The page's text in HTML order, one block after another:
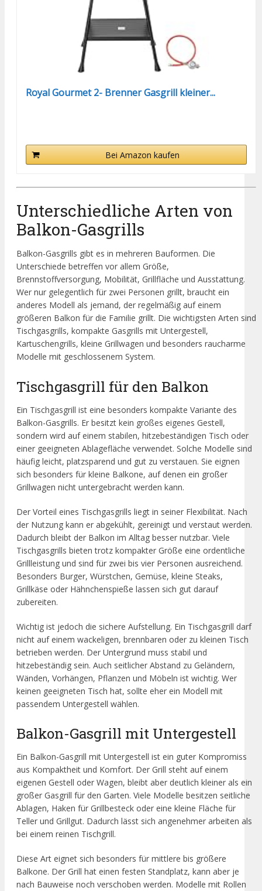
Royal Gourmet 2- Brenner Gasgrill kleiner...
Bei Amazon kaufen
Unterschiedliche Arten von
Balkon-Gasgrills
Balkon-Gasgrills gibt es in mehreren Bauformen. Die
Unterschiede betreffen vor allem Größe,
Brennstoffversorgung, Mobilität, Grillfläche und Ausstattung.
Wer nur gelegentlich für zwei Personen grillt, braucht ein
anderes Modell als jemand, der regelmäßig auf einem
größeren Balkon für die Familie grillt. Die wichtigsten Arten sind
Tischgasgrills, kompakte Gasgrills mit Untergestell,
Kartuschengrills, kleine Grillwagen und besonders raucharme
Modelle mit geschlossenem System.
Tischgasgrill für den Balkon
Ein Tischgasgrill ist eine besonders kompakte Variante des
Balkon-Gasgrills. Er besitzt kein großes eigenes Gestell,
sondern wird auf einem stabilen, hitzebeständigen Tisch oder
einer geeigneten Ablagefläche verwendet. Solche Modelle sind
häufig leicht, platzsparend und gut zu verstauen. Sie eignen
sich besonders für kleine Balkone, auf denen ein großer
Grillwagen nicht untergebracht werden kann.
Der Vorteil eines Tischgasgrills liegt in seiner Flexibilität. Nach
der Nutzung kann er abgekühlt, gereinigt und verstaut werden.
Dadurch bleibt der Balkon im Alltag besser nutzbar. Viele
Tischgasgrills bieten trotz kompakter Größe eine ordentliche
Grillleistung und sind für zwei bis vier Personen ausreichend.
Besonders Burger, Würstchen, Gemüse, kleine Steaks,
Grillkäse oder Hähnchenspieße lassen sich gut darauf
zubereiten.
Wichtig ist jedoch die sichere Aufstellung. Ein Tischgasgrill darf
nicht auf einem wackeligen, brennbaren oder zu kleinen Tisch
betrieben werden. Der Untergrund muss stabil und
hitzebeständig sein. Auch seitlicher Abstand zu Geländern,
Wänden, Vorhängen, Pflanzen und Möbeln ist wichtig. Wer
keinen geeigneten Tisch hat, sollte eher ein Modell mit
passendem Untergestell wählen.
Balkon-Gasgrill mit Untergestell
Ein Balkon-Gasgrill mit Untergestell ist ein guter Kompromiss
aus Kompaktheit und Komfort. Der Grill steht auf einem
eigenen Gestell oder Wagen, bleibt aber deutlich kleiner als ein
großer Gasgrill für den Garten. Viele Modelle besitzen seitliche
Ablagen, Haken für Grillbesteck oder eine kleine Fläche für
Teller und Grillgut. Dadurch lässt sich angenehmer arbeiten als
bei einem reinen Tischgrill.
Diese Art eignet sich besonders für mittlere bis größere
Balkone. Der Grill hat einen festen Standplatz, kann aber je
nach Bauweise noch verschoben werden. Modelle mit Rollen